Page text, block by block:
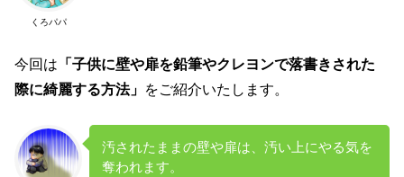
くろパパ
今回は 「子供に壁や扉を鉛筆やクレヨンで落書きされた
際に綺麗する方法」 をご紹介いたします。
汚されたままの壁や扉は、汚い上にやる気を
奪われます。